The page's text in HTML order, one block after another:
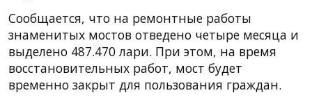
Сообщается, что на ремонтные работы
знаменитых мостов отведено четыре месяца и
выделено 487.470 лари. При этом, на время
восстановительных работ, мост будет
временно закрыт для пользования граждан.